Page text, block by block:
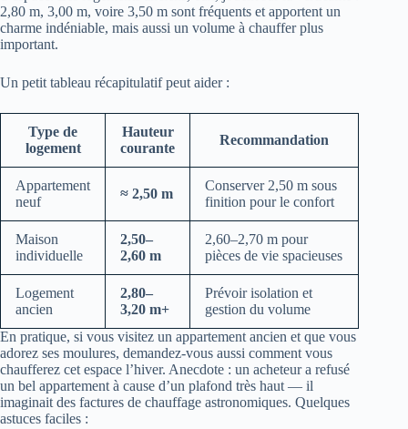
2,80 m, 3,00 m, voire 3,50 m sont fréquents et apportent un
charme indéniable, mais aussi un volume à chauffer plus
important.
Un petit tableau récapitulatif peut aider :
Type de
logement
Hauteur
courante
Recommandation
Appartement
neuf
≈ 2,50 m
Conserver 2,50 m sous
finition pour le confort
Maison
individuelle
2,50–
2,60 m
2,60–2,70 m pour
pièces de vie spacieuses
Logement
ancien
2,80–
3,20 m+
Prévoir isolation et
gestion du volume
En pratique, si vous visitez un appartement ancien et que vous
adorez ses moulures, demandez-vous aussi comment vous
chaufferez cet espace l’hiver. Anecdote : un acheteur a refusé
un bel appartement à cause d’un plafond très haut — il
imaginait des factures de chauffage astronomiques. Quelques
astuces faciles :